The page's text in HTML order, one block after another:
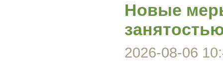
Новые
2026-08-06